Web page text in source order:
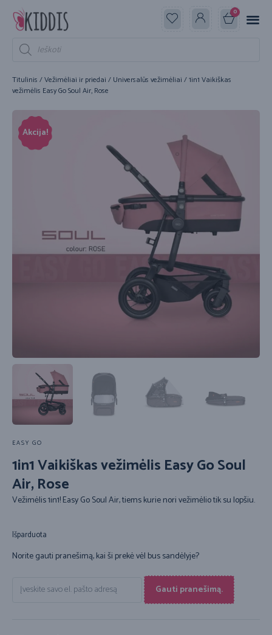
0
Titulinis /Vežimėliai ir priedai / Universalūs vežimėliai / 1in1 Vaikiškas
vežimėlis Easy Go Soul Air, Rose
Akcija!
EASY GO
1in1 Vaikiškas vežimėlis Easy Go Soul
Air, Rose
Vežimėlis 1in1! Easy Go Soul Air, tiems kurie nori vežimėlio tik su lopšiu.
Išparduota
Norite gauti pranešimą, kai ši prekė vėl bus sandėlyje?
Gauti pranešimą.